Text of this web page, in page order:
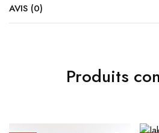
AVIS (0)
Produits